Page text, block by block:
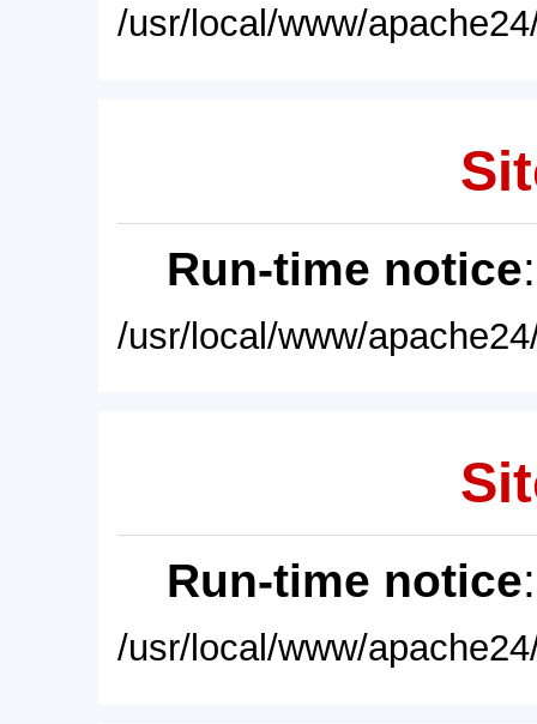
/usr/local/www/
Run-time notice
/usr/local/www/
Run-time notice
/usr/local/www/